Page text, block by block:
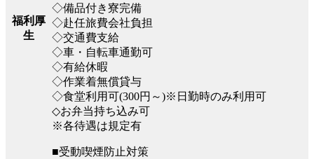
福利厚
生
◇備品付き寮完備
◇赴任旅費会社負担
◇交通費支給
◇車・自転車通勤可
◇有給休暇
◇作業着無償貸与
◇食堂利用可(300円～)※日勤時のみ利用可
◇お弁当持ち込み可
※各待遇は規定有
■受動喫煙防止対策